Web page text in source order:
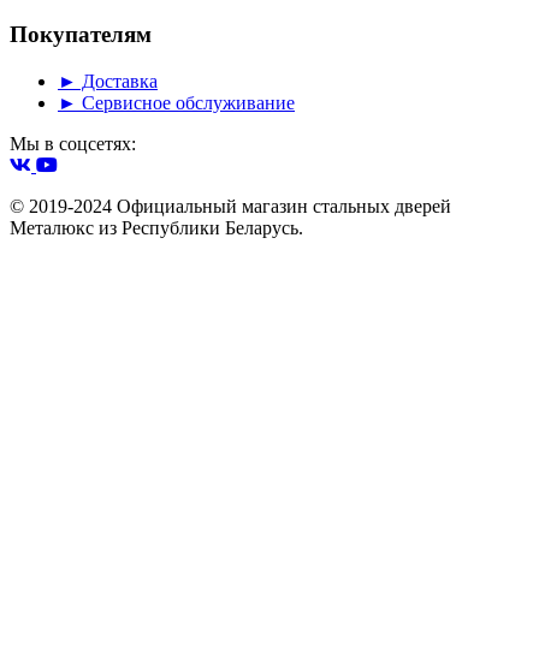
Покупателям
► Доставка
► Сервисное обслуживание
Мы в соцсетях:
© 2019-2024 Официальный магазин стальных дверей
Металюкс из Республики Беларусь.